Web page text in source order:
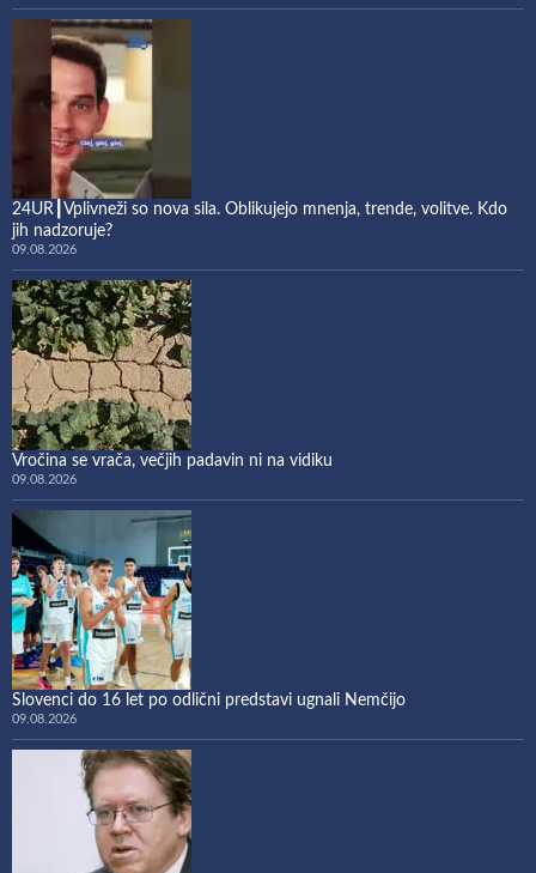
24UR┃Vplivneži so nova sila. Oblikujejo mnenja, trende, volitve. Kdo
jih nadzoruje?
09.08.2026
Vročina se vrača, večjih padavin ni na vidiku
09.08.2026
Slovenci do 16 let po odlični predstavi ugnali Nemčijo
09.08.2026